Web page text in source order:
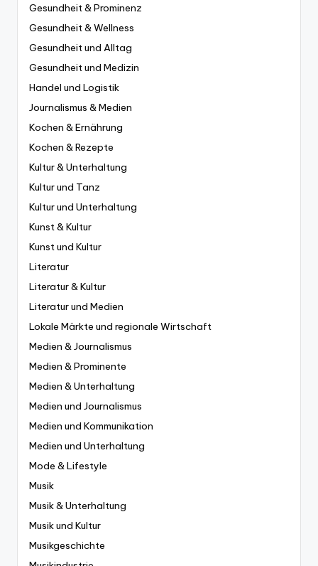
Gesundheit & Prominenz
Gesundheit & Wellness
Gesundheit und Alltag
Gesundheit und Medizin
Handel und Logistik
Journalismus & Medien
Kochen & Ernährung
Kochen & Rezepte
Kultur & Unterhaltung
Kultur und Tanz
Kultur und Unterhaltung
Kunst & Kultur
Kunst und Kultur
Literatur
Literatur & Kultur
Literatur und Medien
Lokale Märkte und regionale Wirtschaft
Medien & Journalismus
Medien & Prominente
Medien & Unterhaltung
Medien und Journalismus
Medien und Kommunikation
Medien und Unterhaltung
Mode & Lifestyle
Musik
Musik & Unterhaltung
Musik und Kultur
Musikgeschichte